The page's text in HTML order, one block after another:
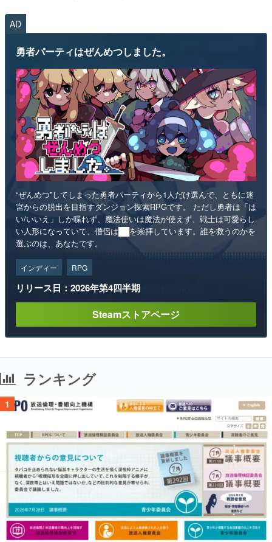
AD
勇者パーティはぜんめつしました。
“ぜんめつ”してしまった勇者パーティから1人だけ選んで、ともに迷
宮からの脱出を目指すダンジョン探索RPGです。 ただし勇者は「は
い/いいえ」しか喋れず、魔法使いは魔法が使えず、戦士は可愛らし
い人形になっていて、僧侶は██を崇拝しています。誰を救うのかを
選ぶのは、あなたです。
インディー RPG
リリース日：2026年第4四半期
Steamストアページ
ランキング
1